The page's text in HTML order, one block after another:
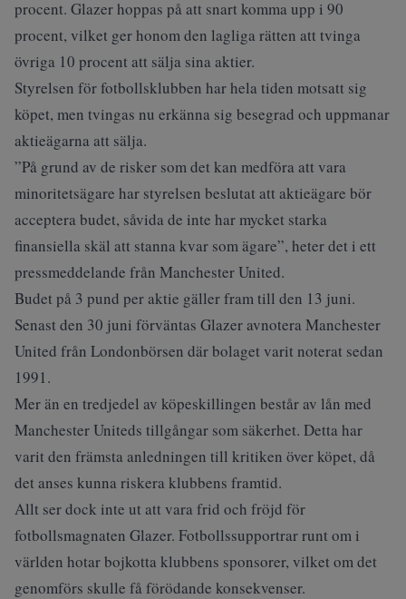
procent. Glazer hoppas på att snart komma upp i 90
procent, vilket ger honom den lagliga rätten att tvinga
övriga 10 procent att sälja sina aktier.
Styrelsen för fotbollsklubben har hela tiden motsatt sig
köpet, men tvingas nu erkänna sig besegrad och uppmanar
aktieägarna att sälja.
”På grund av de risker som det kan medföra att vara
minoritetsägare har styrelsen beslutat att aktieägare bör
acceptera budet, såvida de inte har mycket starka
finansiella skäl att stanna kvar som ägare”, heter det i ett
pressmeddelande från Manchester United.
Budet på 3 pund per aktie gäller fram till den 13 juni.
Senast den 30 juni förväntas Glazer avnotera Manchester
United från Londonbörsen där bolaget varit noterat sedan
1991.
Mer än en tredjedel av köpeskillingen består av lån med
Manchester Uniteds tillgångar som säkerhet. Detta har
varit den främsta anledningen till kritiken över köpet, då
det anses kunna riskera klubbens framtid.
Allt ser dock inte ut att vara frid och fröjd för
fotbollsmagnaten Glazer. Fotbollssupportrar runt om i
världen hotar bojkotta klubbens sponsorer, vilket om det
genomförs skulle få förödande konsekvenser.